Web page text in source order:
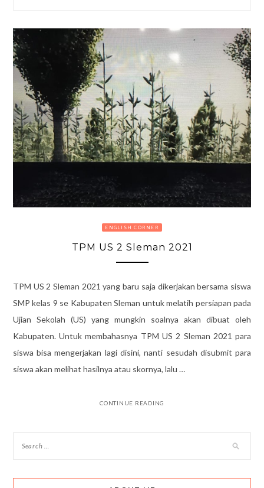
ENGLISH CORNER
TPM US 2 Sleman 2021
TPM US 2 Sleman 2021 yang baru saja dikerjakan bersama siswa
SMP kelas 9 se Kabupaten Sleman untuk melatih persiapan pada
Ujian Sekolah (US) yang mungkin soalnya akan dibuat oleh
Kabupaten. Untuk membahasnya TPM US 2 Sleman 2021 para
siswa bisa mengerjakan lagi disini, nanti sesudah disubmit para
siswa akan melihat hasilnya atau skornya, lalu …
CONTINUE READING